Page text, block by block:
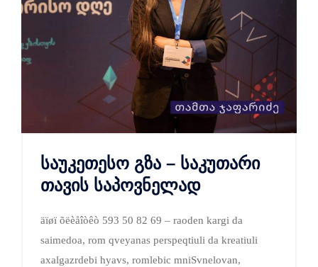
საუკეთესო გზა – საკუთარი
თავის საპოვნელად
äïøï õëèåîòêò 593 50 82 69 – raoden kargi da
saimedoa, rom qveyanas perspeqtiuli da kreatiuli
axalgazrdebi hyavs, romlebic mniSvnelovan,